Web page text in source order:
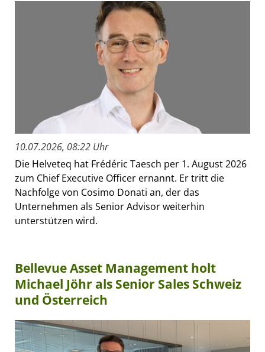
10.07.2026, 08:22 Uhr
Die Helveteq hat Frédéric Taesch per 1. August 2026
zum Chief Executive Officer ernannt. Er tritt die
Nachfolge von Cosimo Donati an, der das
Unternehmen als Senior Advisor weiterhin
unterstützen wird.
Bellevue Asset Management holt
Michael Jöhr als Senior Sales Schweiz
und Österreich